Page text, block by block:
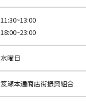
11:30~13:00
18:00~23:00
水曜日
笈瀬本通商店街振興組合